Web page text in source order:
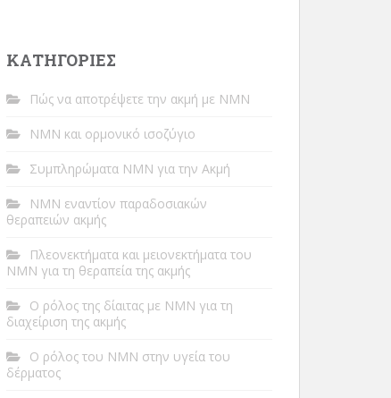
ΚΑΤΗΓΟΡΊΕΣ
Πώς να αποτρέψετε την ακμή με NMN
NMN και ορμονικό ισοζύγιο
Συμπληρώματα NMN για την Ακμή
NMN εναντίον παραδοσιακών
θεραπειών ακμής
Πλεονεκτήματα και μειονεκτήματα του
NMN για τη θεραπεία της ακμής
Ο ρόλος της δίαιτας με NMN για τη
διαχείριση της ακμής
Ο ρόλος του NMN στην υγεία του
δέρματος